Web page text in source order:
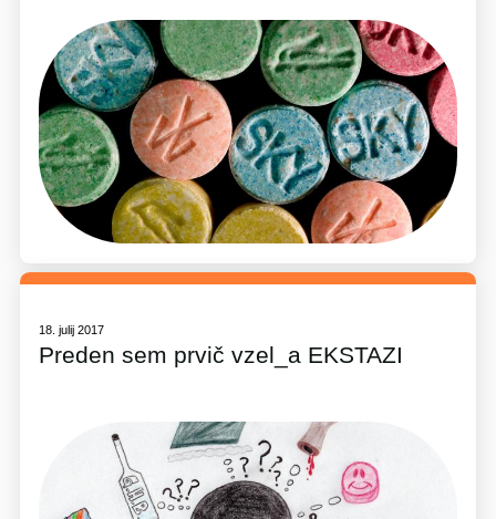
18. julij 2017
Preden sem prvič vzel_a EKSTAZI